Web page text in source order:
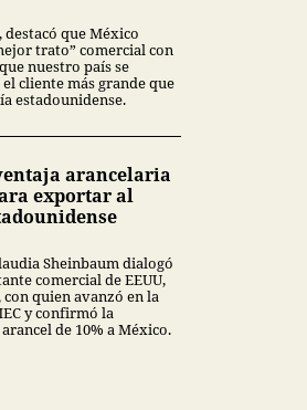
que México
trato” comercial con
nuestro país se
cliente más grande que
estadounidense.
arancelaria
exportar al
Sheinbaum dialogó
comercial de EEUU,
con quien avanzó en la
y confirmó la
de 10% a México.